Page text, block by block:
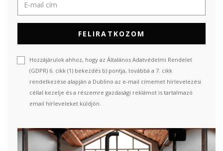
FELIRATKOZOM
Hozzájárulok ahhoz, hogy az Általános Adatvédelmi Rendelet
(GDPR) 6. cikk (1) bekezdés b) pontja, továbbá a 7. cikk
rendelkezése alapján a Dublino az e-mail címemet hírlevelezési
céllal kezelje és a részemre gazdasági reklámot is tartalmazó
email hírleveleket küldjön.